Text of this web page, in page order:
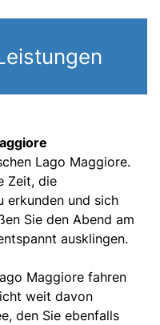
Lago Maggiore.
Zeit, die
erkunden und sich
Sie den Abend am
ausklingen.
Maggiore fahren
weit davon
den Sie ebenfalls